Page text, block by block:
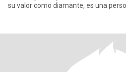
su valor como diamante, es una